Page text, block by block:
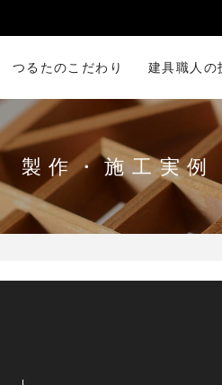
つるたのこだわり 建具職人の
製作・施工実例